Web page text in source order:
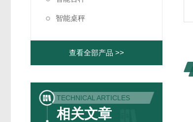
智能桌秤
查看全部产品 >>
TECHNICAL ARTICLES
相关文章